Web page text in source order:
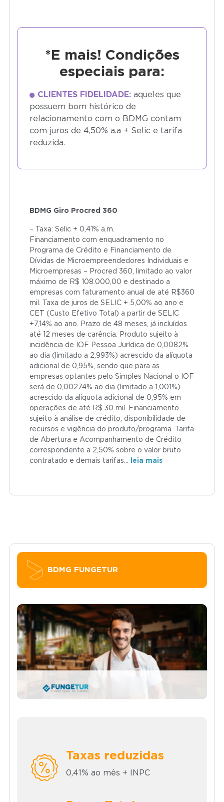
*E mais! Condições
especiais para:
CLIENTES FIDELIDADE:aqueles que
possuem bom histórico de
relacionamento com o BDMG contam
com juros de 4,50% a.a + Selic e tarifa
reduzida.​
BDMG Giro Procred 360
– Taxa: Selic + 0,41% a.m.
Financiamento com enquadramento no
Programa de Crédito e Financiamento de
Dívidas de Microempreendedores Individuais e
Microempresas – Procred 360, limitado ao valor
máximo de R$ 108.000,00 e destinado a
empresas com faturamento anual de até R$360
mil. Taxa de juros de SELIC + 5,00% ao ano e
CET (Custo Efetivo Total) a partir de SELIC
+7,14% ao ano. Prazo de 48 meses, já incluídos
até 12 meses de carência. Produto sujeito à
incidência de IOF Pessoa Jurídica de 0,0082%
ao dia (limitado a 2,993%) acrescido da alíquota
adicional de 0,95%, sendo que para as
empresas optantes pelo Simples Nacional o IOF
será de 0,00274% ao dia (limitado a 1,001%)
acrescido da alíquota adicional de 0,95% em
operações de até R$ 30 mil. Financiamento
sujeito à análise de crédito, disponibilidade de
recursos e vigência do produto/programa. Tarifa
de Abertura e Acompanhamento de Crédito
correspondente a 2,50% sobre o valor bruto
contratado e demais tarifas
leia mais
BDMG FUNGETUR
Taxas reduzidas
0,41% ao mês + INPC